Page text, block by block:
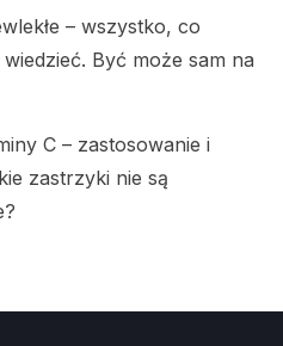
– wszystko, co
Być może sam na
C – zastosowanie i
zastrzyki nie są